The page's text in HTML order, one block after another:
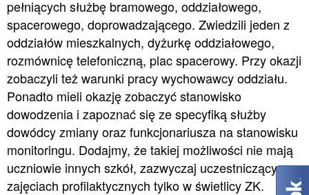
pełniących służbę bramowego, oddziałowego,
spacerowego, doprowadzającego. Zwiedzili jeden z
oddziałów mieszkalnych, dyżurkę oddziałowego,
rozmównicę telefoniczną, plac spacerowy. Przy okazji
zobaczyli też warunki pracy wychowawcy oddziału.
Ponadto mieli okazję zobaczyć stanowisko
dowodzenia i zapoznać się ze specyfiką służby
dowódcy zmiany oraz funkcjonariusza na stanowisku
monitoringu. Dodajmy, że takiej możliwości nie mają
uczniowie innych szkół, zazwyczaj uczestniczący w
zajęciach profilaktycznych tylko w świetlicy ZK.